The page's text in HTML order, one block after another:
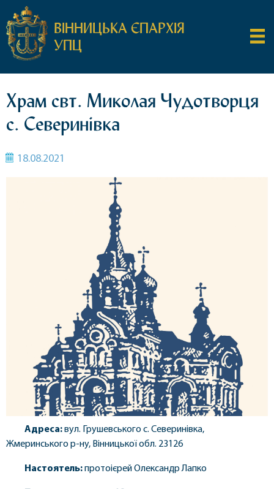
ВІННИЦЬКА ЄПАРХІЯ
УПЦ
Храм свт. Миколая Чудотворця
с. Северинівка
18.08.2021
Адреса:вул. Грушевського с. Северинівка,
Жмеринського р-ну, Вінницької обл. 23126
Настоятель:протоієрей Олександр Лапко